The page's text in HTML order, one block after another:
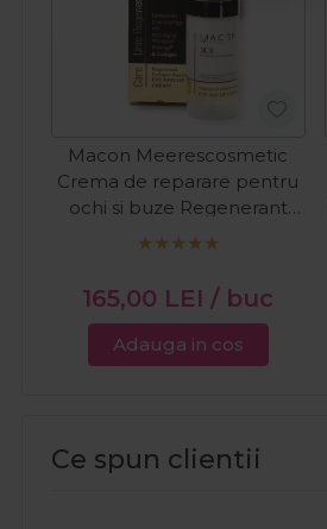
Macon Meerescosmetic
Crema de reparare pentru
ochi si buze Regenerant
Collagen Repair 15ml
165,00 LEI / buc
Adauga in cos
Ce spun clientii